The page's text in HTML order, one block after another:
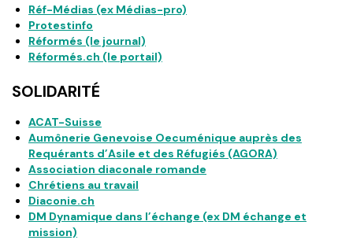
Réf-Médias (ex Médias-pro)
Protestinfo
Réformés (le journal)
Réformés.ch (le portail)
SOLIDARITÉ
ACAT-Suisse
Aumônerie Genevoise Oecuménique auprès des
Requérants d’Asile et des Réfugiés (AGORA)
Association diaconale romande
Chrétiens au travail
Diaconie.ch
DM Dynamique dans l’échange (ex DM échange et
mission)